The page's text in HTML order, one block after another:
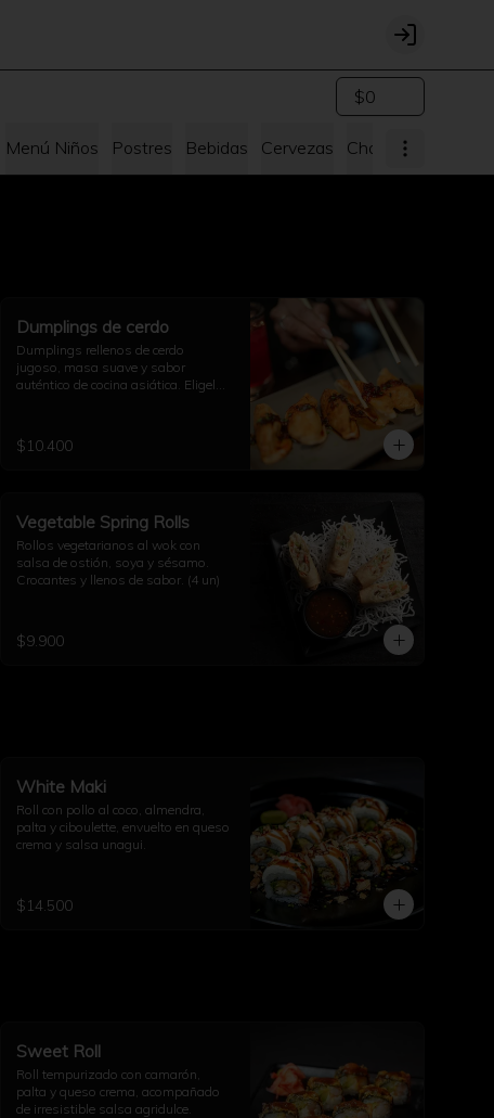
Login
$0
Menú Niños Postres Bebidas Cervezas Chang's for me
Dumplings de cerdo
Dumplings rellenos de cerdo
jugoso, masa suave y sabor
auténtico de cocina asiática. Eligelos
$10.400
Vegetable Spring Rolls
Rollos vegetarianos al wok con
salsa de ostión, soya y sésamo.
Crocantes y llenos de sabor. (4 un)
$9.900
White Maki
Roll con pollo al coco, almendra,
palta y ciboulette, envuelto en queso
crema y salsa unagui.
$14.500
Sweet Roll
Roll tempurizado con camarón,
palta y queso crema, acompañado
de irresistible salsa agridulce.